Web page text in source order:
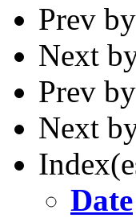
Prev
Next
Prev
Next
Date